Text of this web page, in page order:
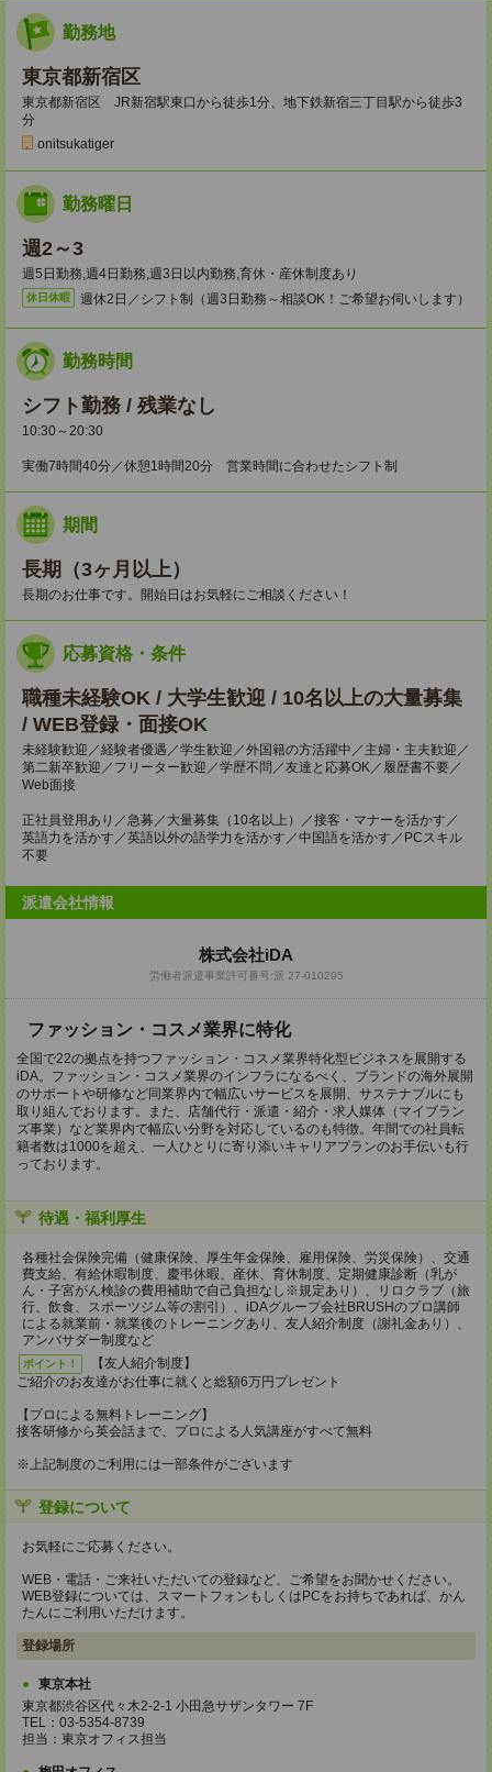
勤務地
東京都新宿区
東京都新宿区 JR新宿駅東口から徒歩1分、地下鉄新宿三丁目駅から徒歩3
分
onitsukatiger
勤務曜日
週2～3
週5日勤務,週4日勤務,週3日以内勤務,育休・産休制度あり
休日休暇 週休2日／シフト制（週3日勤務～相談OK！ご希望お伺いします）
勤務時間
シフト勤務 / 残業なし
10:30～20:30
実働7時間40分／休憩1時間20分 営業時間に合わせたシフト制
期間
長期（3ヶ月以上）
長期のお仕事です。開始日はお気軽にご相談ください！
応募資格・条件
職種未経験OK / 大学生歓迎 / 10名以上の大量募集
/ WEB登録・面接OK
未経験歓迎／経験者優遇／学生歓迎／外国籍の方活躍中／主婦・主夫歓迎／
第二新卒歓迎／フリーター歓迎／学歴不問／友達と応募OK／履歴書不要／
Web面接
正社員登用あり／急募／大量募集（10名以上）／接客・マナーを活かす／
英語力を活かす／英語以外の語学力を活かす／中国語を活かす／PCスキル
不要
派遣会社情報
株式会社iDA
労働者派遣事業許可番号:派 27-010295
ファッション・コスメ業界に特化
全国で22の拠点を持つファッション・コスメ業界特化型ビジネスを展開する
iDA。ファッション・コスメ業界のインフラになるべく、ブランドの海外展開
のサポートや研修など同業界内で幅広いサービスを展開、サステナブルにも
取り組んでおります。また、店舗代行・派遣・紹介・求人媒体（マイブラン
ズ事業）など業界内で幅広い分野を対応しているのも特徴。年間での社員転
籍者数は1000を超え、一人ひとりに寄り添いキャリアプランのお手伝いも行
っております。
待遇・福利厚生
各種社会保険完備（健康保険、厚生年金保険、雇用保険、労災保険）、交通
費支給、有給休暇制度、慶弔休暇、産休、育休制度、定期健康診断（乳が
ん・子宮がん検診の費用補助で自己負担なし※規定あり）、リロクラブ（旅
行、飲食、スポーツジム等の割引）、iDAグループ会社BRUSHのプロ講師
による就業前・就業後のトレーニングあり、友人紹介制度（謝礼金あり）、
アンバサダー制度など
ポイント！
【友人紹介制度】
ご紹介のお友達がお仕事に就くと総額6万円プレゼント
【プロによる無料トレーニング】
接客研修から英会話まで、プロによる人気講座がすべて無料
※上記制度のご利用には一部条件がございます
登録について
お気軽にご応募ください。
WEB・電話・ご来社いただいての登録など、ご希望をお聞かせください。
WEB登録については、スマートフォンもしくはPCをお持ちであれば、かん
たんにご利用いただけます。
登録場所
東京本社
東京都渋谷区代々木2-2-1 小田急サザンタワー 7F
TEL：03-5354-8739
担当：東京オフィス担当